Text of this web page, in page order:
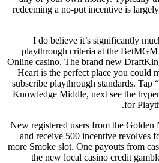
redeeming a no-put incentive is
I do believe it’s significantly
playthrough criteria at the BetMGM
Online casino. The brand new
Heart is the perfect place you could
subscribe playthrough standards. Tap
Knowledge Middle, next see the
for
New registered users from the Golden
and receive 500 incentive revolves
more Smoke slot. One payouts from
the new local casino credit